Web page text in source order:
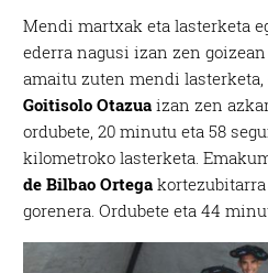
Mendi martxak eta lasterketa
ederra nagusi izan zen
amaitu zuten mendi
Goitisolo Otazua izan zen
ordubete, 20 minutu eta 58
kilometroko lasterketa.
de Bilbao Ortega
gorenera. Ordubete eta 44